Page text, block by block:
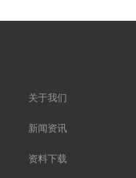
关于我们
新闻资讯
资料下载